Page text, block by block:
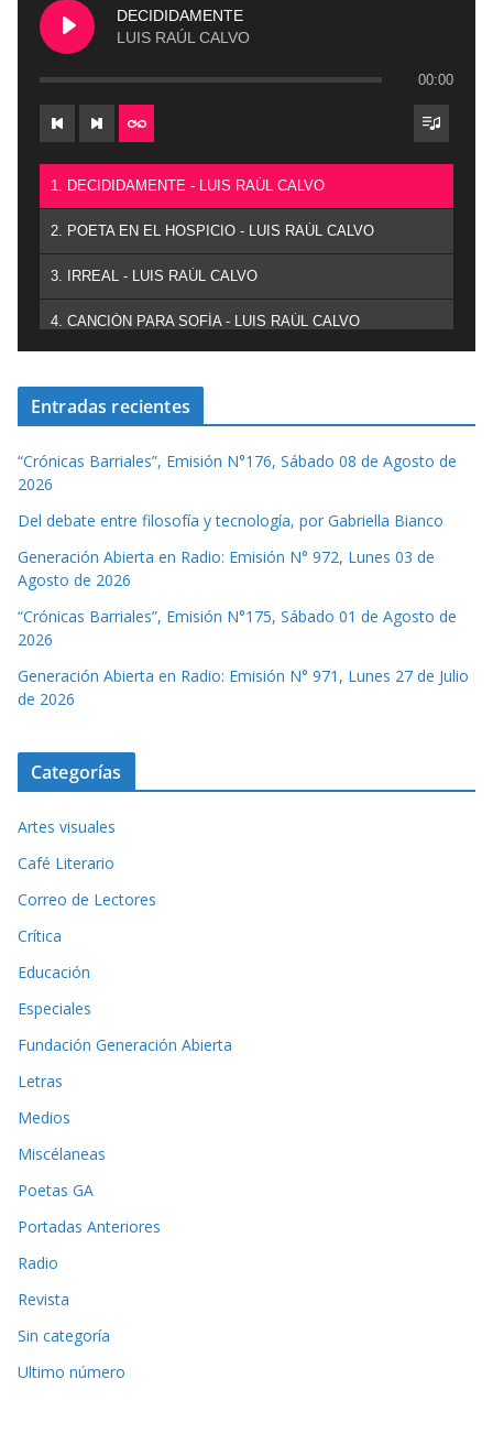
DECIDIDAMENTE
LUIS RAÚL CALVO
00:00
1. DECIDIDAMENTE - LUIS RAÚL CALVO
2. POETA EN EL HOSPICIO - LUIS RAÚL CALVO
3. IRREAL - LUIS RAÚL CALVO
4. CANCIÓN PARA SOFÍA - LUIS RAÚL CALVO
Entradas recientes
“Crónicas Barriales”, Emisión N°176, Sábado 08 de Agosto de
2026
Del debate entre filosofía y tecnología, por Gabriella Bianco
Generación Abierta en Radio: Emisión N° 972, Lunes 03 de
Agosto de 2026
“Crónicas Barriales”, Emisión N°175, Sábado 01 de Agosto de
2026
Generación Abierta en Radio: Emisión N° 971, Lunes 27 de Julio
de 2026
Categorías
Artes visuales
Café Literario
Correo de Lectores
Crítica
Educación
Especiales
Fundación Generación Abierta
Letras
Medios
Miscélaneas
Poetas GA
Portadas Anteriores
Radio
Revista
Sin categoría
Ultimo número